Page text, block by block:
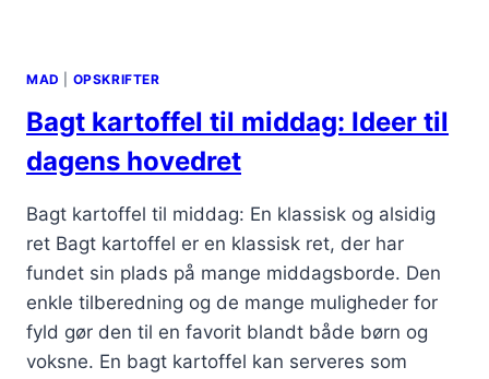
MAD OPSKRIFTER
Bagt kartoffel til middag: Ideer til
dagens hovedret
Bagt kartoffel til middag: En klassisk og alsidig
ret Bagt kartoffel er en klassisk ret, der har
fundet sin plads på mange middagsborde. Den
enkle tilberedning og de mange muligheder for
fyld gør den til en favorit blandt både børn og
voksne. En bagt kartoffel kan serveres som